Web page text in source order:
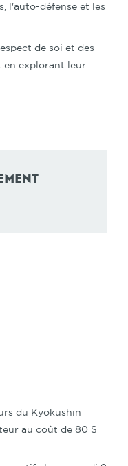
l'auto-défense et les
de soi et des
en explorant leur
du Kyokushin
au coût de 80 $